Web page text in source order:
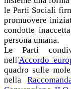
le Parti Sociali
promuovere
condotte
persona umana.
Le Parti
nell'Accordo
quadro sulle
nella